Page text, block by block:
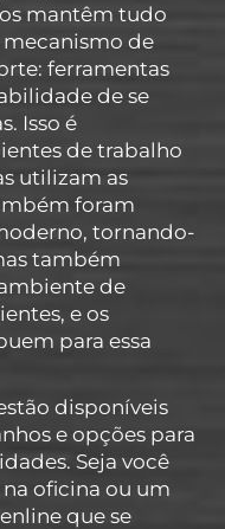
mantêm tudo
de
ferramentas
de se
Isso é
de trabalho
utilizam as
foram
tornando-
também
de
e os
para essa
disponíveis
e opções para
Seja você
oficina ou um
que se